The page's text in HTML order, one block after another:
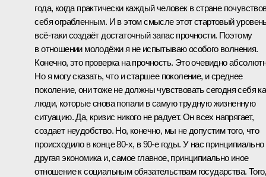
года, когда практически каждый человек в стране
себя ограбленным. И в этом смысле этот стартовый
всё‑таки создаёт достаточный запас прочности. Поэтому
в отношении молодёжи я не испытываю особого волнения.
Конечно, это проверка на прочность. Это очевидно
Но я могу сказать, что и старшее поколение, и среднее
поколение, они тоже не должны чувствовать сегодня себя
люди, которые снова попали в самую трудную жизненную
ситуацию. Да, кризис никого не радует. Он всех напрягает,
создает неудобство. Но, конечно, мы не допустим того, что
происходило в конце 80-х, в 90-е годы. У нас принципиально
другая экономика и, самое главное, принципиально иное
отношение к социальным обязательствам государства. Того,